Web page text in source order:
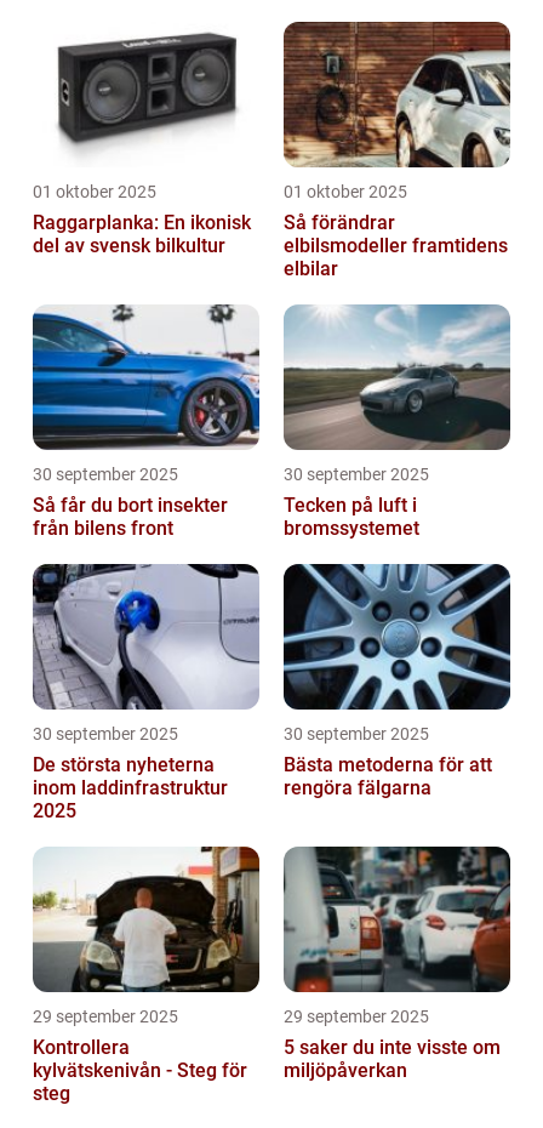
01 oktober 2025
Raggarplanka: En ikonisk
del av svensk bilkultur
01 oktober 2025
Så förändrar
elbilsmodeller framtidens
elbilar
30 september 2025
Så får du bort insekter
från bilens front
30 september 2025
Tecken på luft i
bromssystemet
30 september 2025
De största nyheterna
inom laddinfrastruktur
2025
30 september 2025
Bästa metoderna för att
rengöra fälgarna
29 september 2025
Kontrollera
kylvätskenivån - Steg för
steg
29 september 2025
5 saker du inte visste om
miljöpåverkan